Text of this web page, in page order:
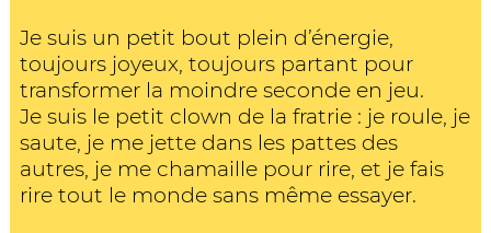
Je suis un petit bout plein d’énergie,
toujours joyeux, toujours partant pour
transformer la moindre seconde en jeu.
Je suis le petit clown de la fratrie : je roule, je
saute, je me jette dans les pattes des
autres, je me chamaille pour rire, et je fais
rire tout le monde sans même essayer.